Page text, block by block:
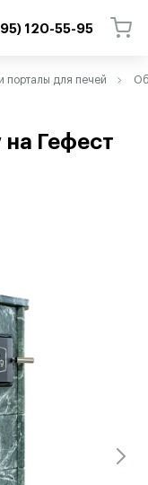
120-55-95
порталы для печей
Гефест